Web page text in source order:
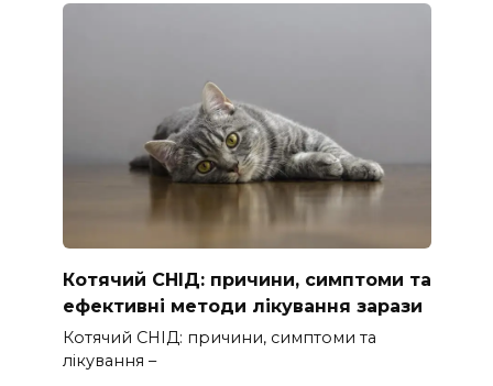
Котячий СНІД: причини, симптоми та
ефективні методи лікування зарази
Котячий СНІД: причини, симптоми та
лікування –